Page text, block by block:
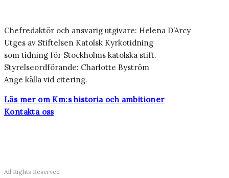
Chefredaktör och ansvarig utgivare: Helena D’Arcy
Utges av Stiftelsen Katolsk Kyrkotidning
som tidning för Stockholms katolska stift.
Styrelseordförande: Charlotte Byström
Ange källa vid citering.
Läs mer om Km:s historia och ambitioner
Kontakta oss
All Rights Reserved